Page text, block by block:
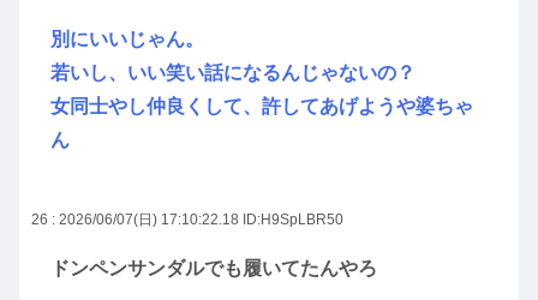
別にいいじゃん。
若いし、いい笑い話になるんじゃないの？
女同士やし仲良くして、許してあげようや婆ちゃ
ん
26 : 2026/06/07(日) 17:10:22.18 ID:H9SpLBR50
ドンペンサンダルでも履いてたんやろ